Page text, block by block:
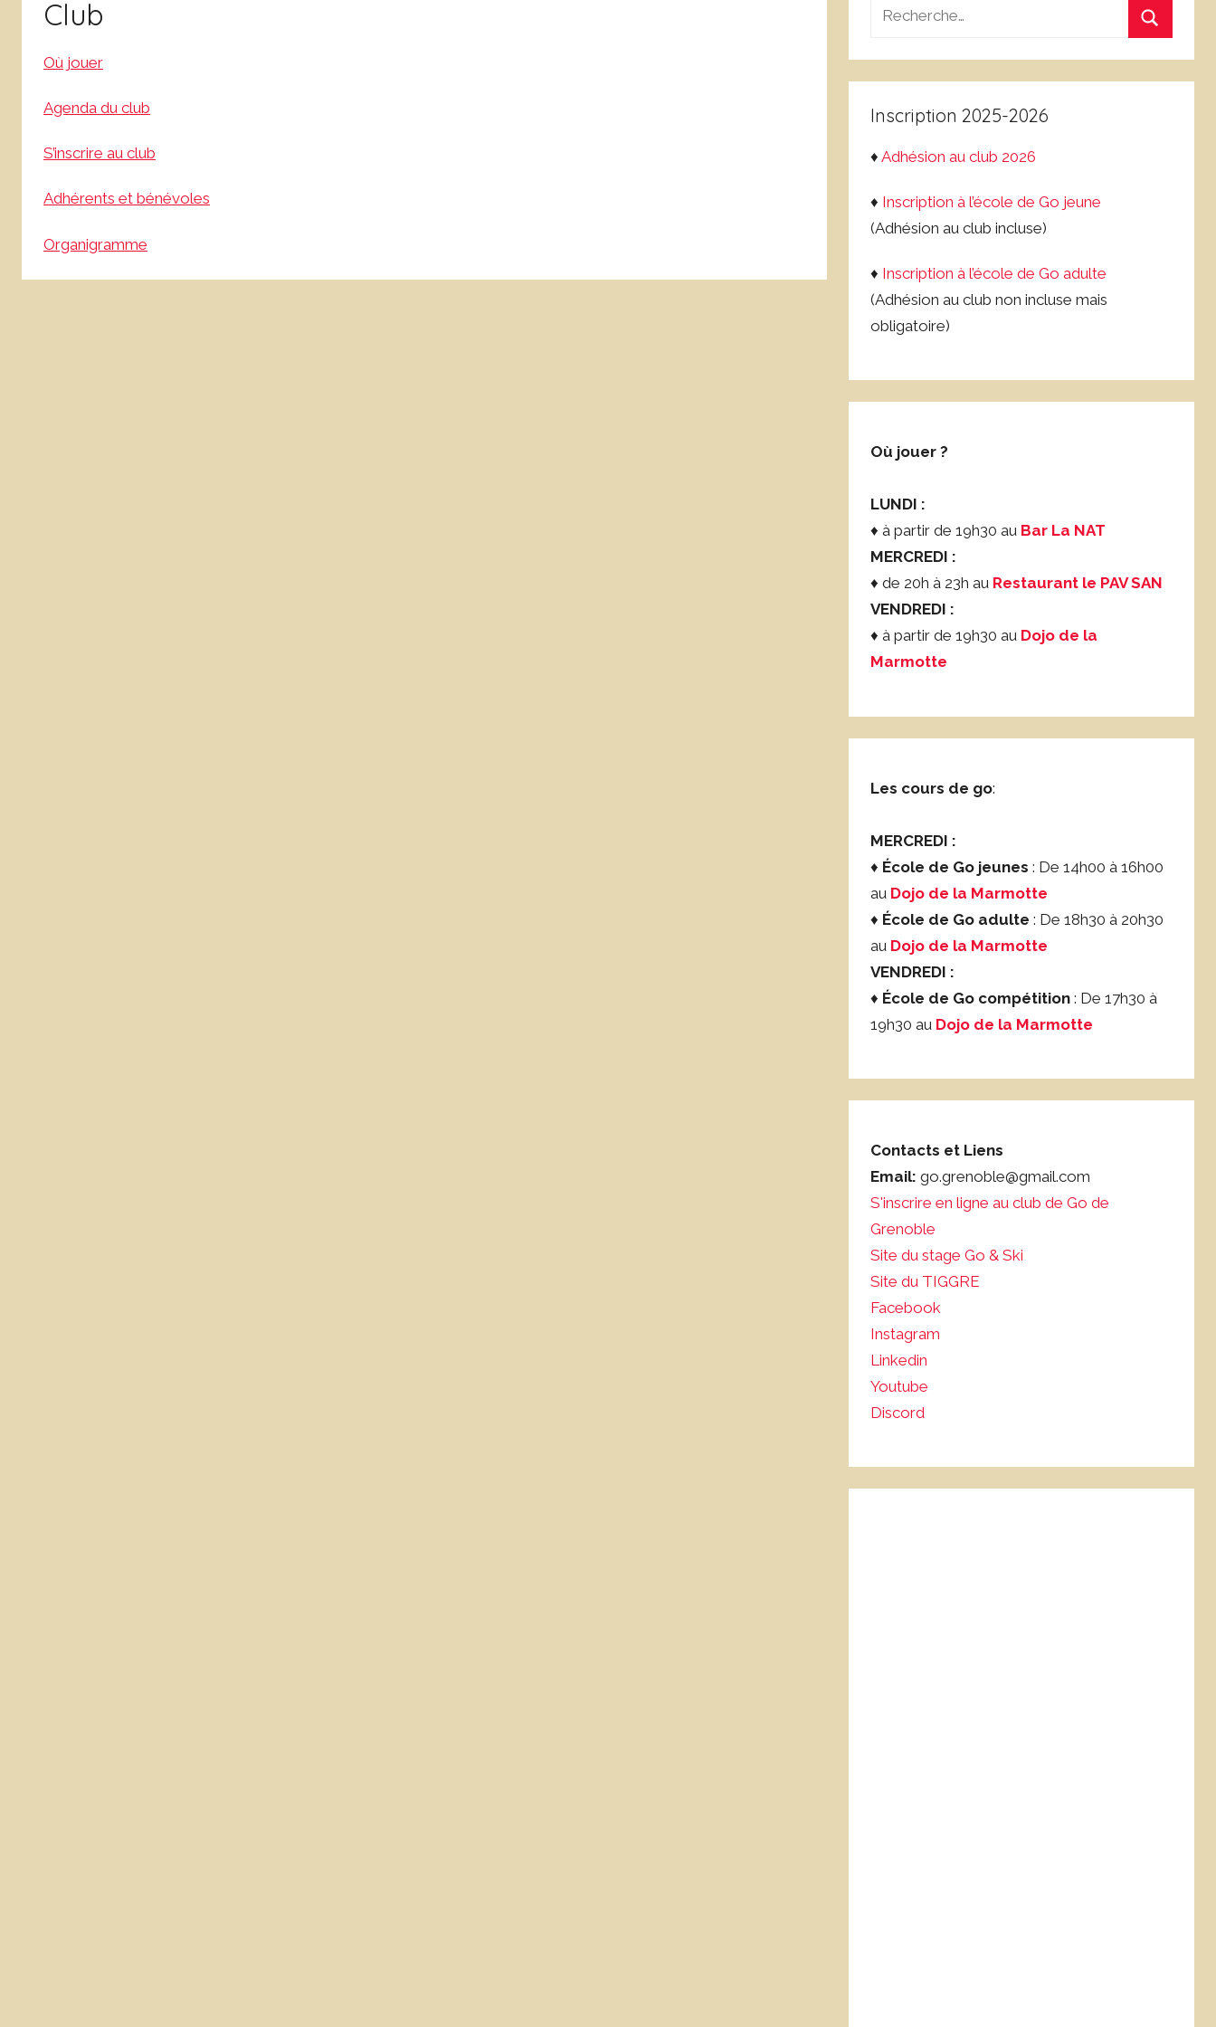
de
Grenoble
Club
Où jouer
Agenda du club
S’inscrire au club
Adhérents et bénévoles
Organigramme
Recherche
:
Inscription 2025-2026
♦Adhésion au club 2026
♦ Inscription à l’école de Go jeune
(Adhésion au club incluse)
♦ Inscription à l’école de Go adulte
(Adhésion au club non incluse mais
obligatoire)
Où jouer ?
LUNDI :
♦ à partir de 19h30 au Bar La NAT
MERCREDI :
♦ de 20h à 23h au Restaurant le PAV SAN
VENDREDI :
♦ à partir de 19h30 au Dojo de la
Marmotte
Les cours de go:
MERCREDI :
♦ École de Go jeunes: De 14h00 à 16h00
au Dojo de la Marmotte
♦ École de Go adulte : De 18h30 à 20h30
au Dojo de la Marmotte
VENDREDI :
♦ École de Go compétition : De 17h30 à
19h30 au Dojo de la Marmotte
Contacts et Liens
Email: go.grenoble@gmail.com
S'inscrire en ligne au club de Go de
Grenoble
Site du stage Go & Ski
Site du TIGGRE
Facebook
Instagram
Linkedin
Youtube
Discord